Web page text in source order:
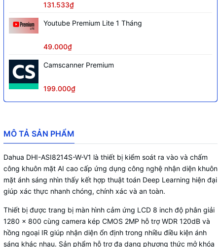
Khả năng nhận diện
0.3 m – 3m, độ chính xác lên đến
Phần mềm sử dụng
Cổng kết nối
1 x RS-485, 1 x RS232, 1 x Wiegand, 1 ×
Button, 1 x Door Status Detection, 1 x
Nguồn
131.533₫
Youtube Premium Lite 1 Tháng
49.000₫
Camscanner Premium
199.000₫
MÔ TẢ SẢN PHẨM
Dahua DHI-ASI8214S-W-V1 là thiết bị kiểm soát ra vào và chấm
công khuôn mặt AI cao cấp ứng dụng công nghệ nhận diện khuôn
mặt ánh sáng nhìn thấy kết hợp thuật toán Deep Learning hiện đại
giúp xác thực nhanh chóng, chính xác và an toàn.
Thiết bị được trang bị màn hình cảm ứng LCD 8 inch độ phân giải
1280 × 800 cùng camera kép CMOS 2MP hỗ trợ WDR 120dB và
hồng ngoại IR giúp nhận diện ổn định trong nhiều điều kiện ánh
sáng khác nhau. Sản phẩm hỗ trợ đa dạng phương thức mở khóa